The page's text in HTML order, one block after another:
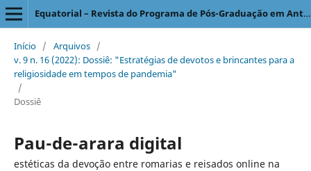
Equatorial – Revista do Programa de Pós-Graduação em Antropologia Social
Início / Arquivos /
v. 9 n. 16 (2022): Dossiê: "Estratégias de devotos e brincantes para a
religiosidade em tempos de pandemia"
/
Dossiê
Pau-de-arara digital
estéticas da devoção entre romarias e reisados online na